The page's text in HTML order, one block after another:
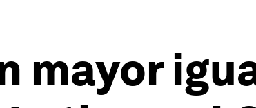
mayor